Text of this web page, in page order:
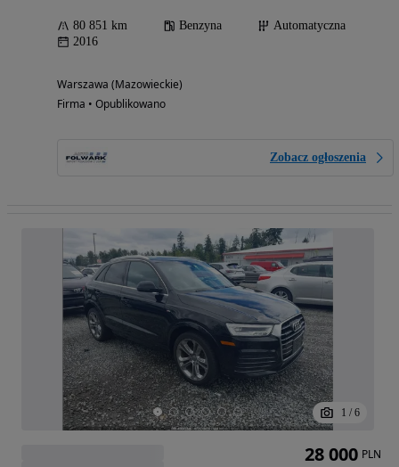
80 851 km Benzyna
Automatyczna
2016
Warszawa (Mazowieckie)
Firma • Opublikowano
Zobacz ogłoszenia
1 / 6
28 000 PLN